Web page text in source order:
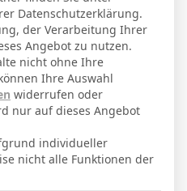
Datenschutzerklärung.
der Verarbeitung Ihrer
Angebot zu nutzen.
nicht ohne Ihre
Ihre Auswahl
widerrufen oder
nur auf dieses Angebot
individueller
nicht alle Funktionen der